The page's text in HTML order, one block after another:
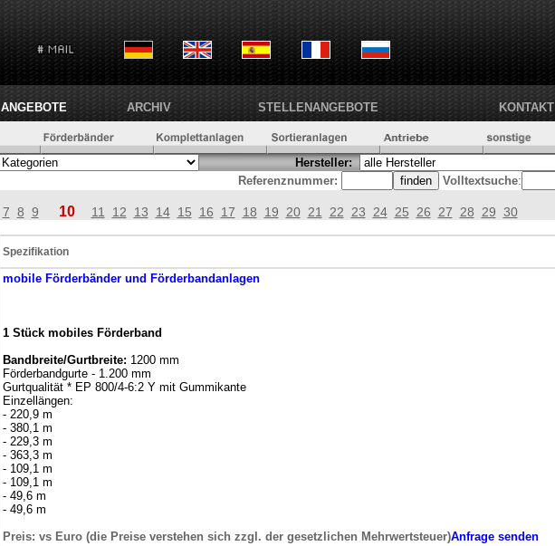
ANGEBOTE ARCHIV STELLENANGEBOTE KONTAKT
Hersteller:
Referenznummer:
Volltextsuche:
7 8 9 10 11 12 13 14 15 16 17 18 19 20 21 22 23 24 25 26 27 28 29 30
Spezifikation
mobile Förderbänder und Förderbandanlagen
1 Stück mobiles Förderband
Bandbreite/Gurtbreite: 1200 mm
Förderbandgurte - 1.200 mm
Gurtqualität * EP 800/4-6:2 Y mit Gummikante
Einzellängen:
- 220,9 m
- 380,1 m
- 229,3 m
- 363,3 m
- 109,1 m
- 109,1 m
- 49,6 m
- 49,6 m
Preis: vs Euro (die Preise verstehen sich zzgl. der gesetzlichen Mehrwertsteuer)Anfrage senden